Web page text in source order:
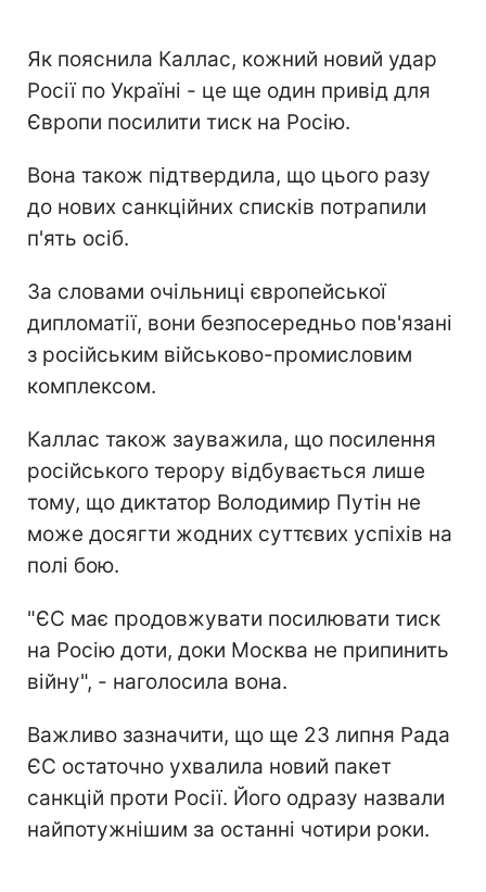
Як пояснила Каллас, кожний новий удар
Росії по Україні - це ще один привід для
Європи посилити тиск на Росію.
Вона також підтвердила, що цього разу
до нових санкційних списків потрапили
п'ять осіб.
За словами очільниці європейської
дипломатії, вони безпосередньо пов'язані
з російським військово-промисловим
комплексом.
Каллас також зауважила, що посилення
російського терору відбувається лише
тому, що диктатор Володимир Путін не
може досягти жодних суттєвих успіхів на
полі бою.
"ЄС має продовжувати посилювати тиск
на Росію доти, доки Москва не припинить
війну", - наголосила вона.
Важливо зазначити, що ще 23 липня Рада
ЄС остаточно ухвалила новий пакет
санкцій проти Росії. Його одразу назвали
найпотужнішим за останні чотири роки.